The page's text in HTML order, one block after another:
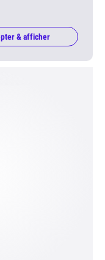
& afficher